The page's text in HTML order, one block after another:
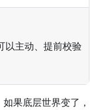
以主动、提前校验
果底层世界变了，